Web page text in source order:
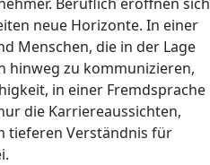
neue Horizonte. In einer
Menschen, die in der Lage
hinweg zu kommunizieren,
in einer Fremdsprache
die Karriereaussichten,
tieferen Verständnis für